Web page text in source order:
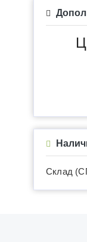
Склад